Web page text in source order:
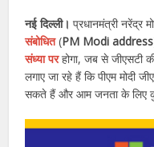
नई दिल्ली। प्रधानमंत्री नरेंद्र
संबोधित(PM Modi address
संध्या परहोगा, जब से जीएसटी
लगाए जा रहे हैं कि पीएम मोदी
सकते हैं और आम जनता के लिए